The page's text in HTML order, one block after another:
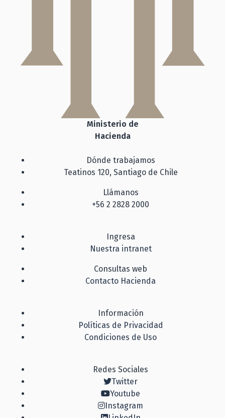
Ministerio de
Hacienda
Dónde trabajamos
Teatinos 120, Santiago de Chile
Llámanos
+56 2 2828 2000
Ingresa
Nuestra intranet
Consultas web
Contacto Hacienda
Información
Políticas de Privacidad
Condiciones de Uso
Redes Sociales
Twitter
Youtube
Instagram